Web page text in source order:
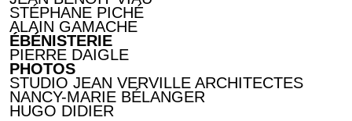
STÉPHANE PICHÉ
ALAIN GAMACHE
ÉBÉNISTERIE
PIERRE DAIGLE
PHOTOS
STUDIO JEAN VERVILLE ARCHITECTES
NANCY-MARIE BÉLANGER
HUGO DIDIER